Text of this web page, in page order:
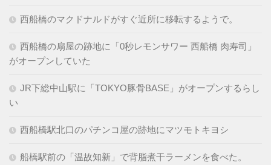
西船橋のマクドナルドがすぐ近所に移転するようで。
西船橋の扇屋の跡地に「0秒レモンサワー 西船橋 肉寿司」
がオープンしていた
JR下総中山駅に「TOKYO豚骨BASE」がオープンするらし
い
西船橋駅北口のパチンコ屋の跡地にマツモトキヨシ
船橋駅前の「温故知新」で背脂煮干ラーメンを食べた。